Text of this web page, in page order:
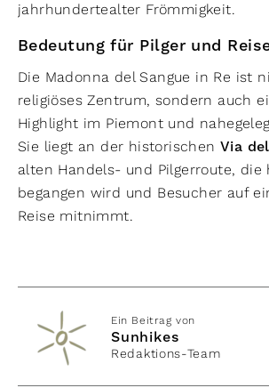
jahrhundertealter Frömmigkeit.
Bedeutung für Pilger und
Die Madonna del Sangue in Re ist
religiöses Zentrum, sondern auch
Highlight im Piemont und
Sie liegt an der historischen Via
alten Handels- und Pilgerroute, die
begangen wird und Besucher auf
Reise mitnimmt.
Ein Beitrag von
Sunhikes
Redaktions-Team